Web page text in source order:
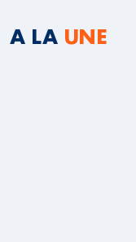
A LA UNE